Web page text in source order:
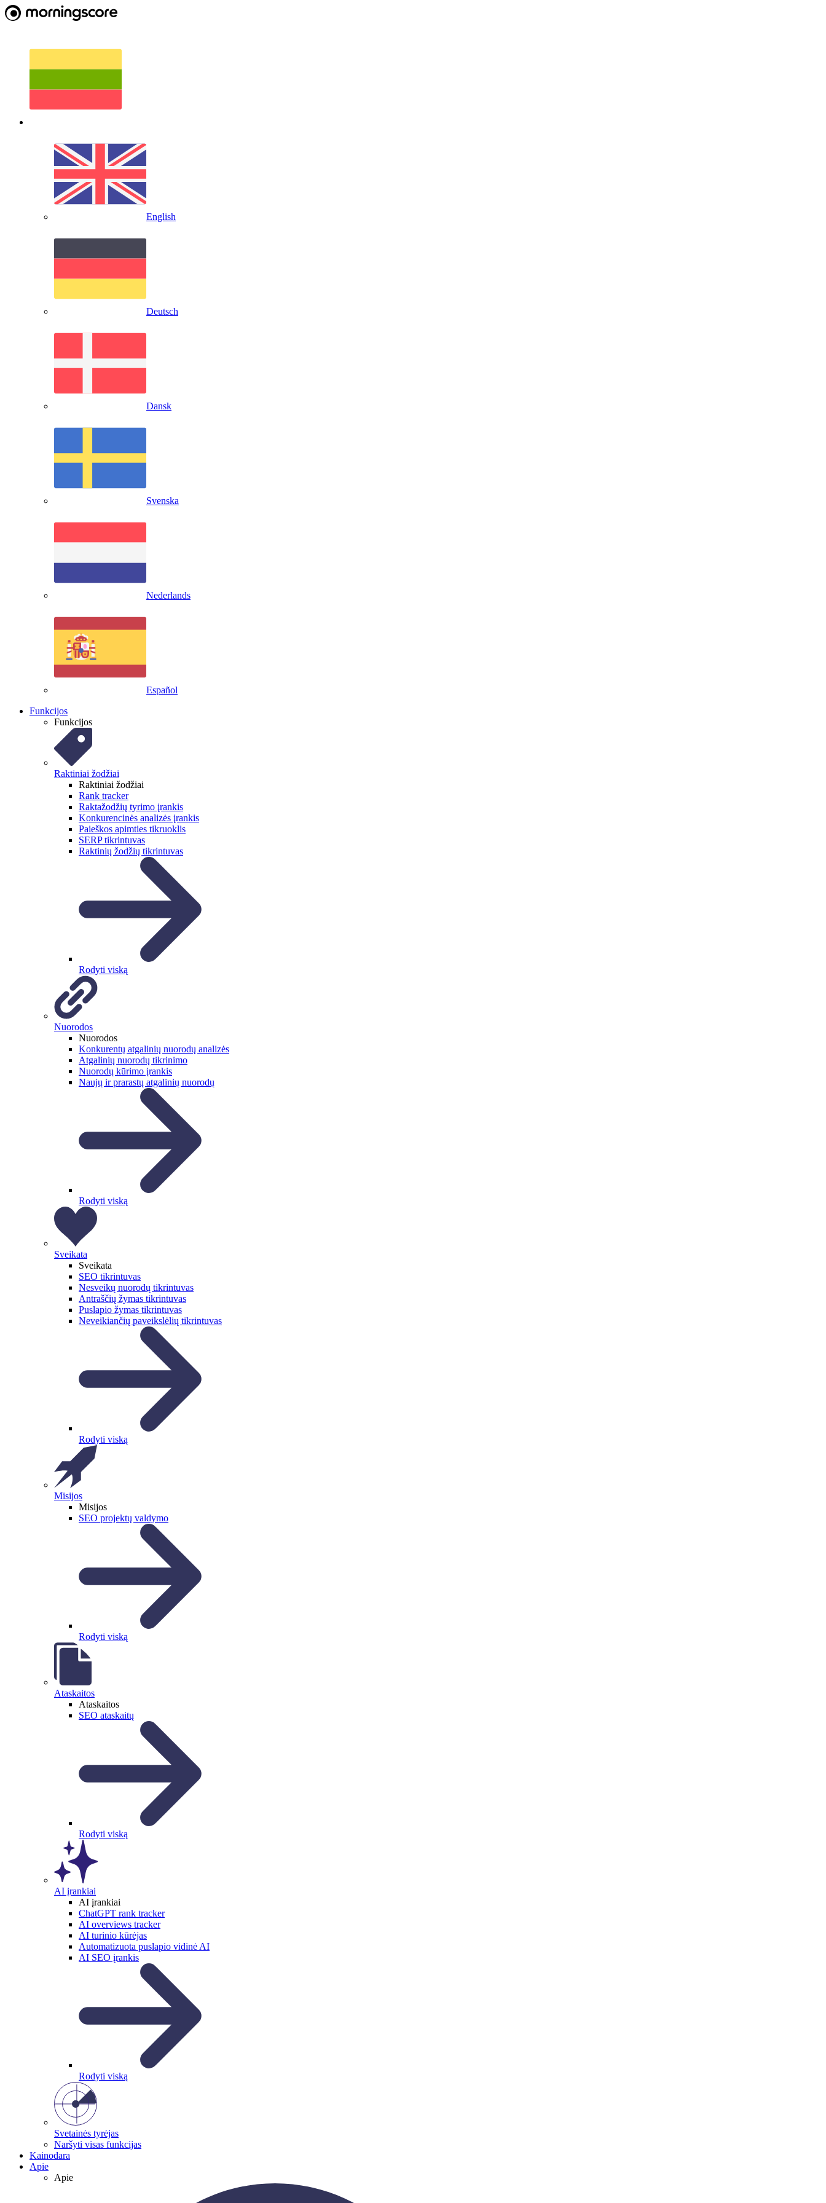
English
Deutsch
Dansk
Svenska
Nederlands
Español
Funkcijos
Funkcijos
Raktiniai žodžiai
Raktiniai žodžiai
Rank tracker
Raktažodžių tyrimo įrankis
Konkurencinės analizės įrankis
Paieškos apimties tikruoklis
SERP tikrintuvas
Raktinių žodžių tikrintuvas
Rodyti viską
Nuorodos
Nuorodos
Konkurentų atgalinių nuorodų analizės
Atgalinių nuorodų tikrinimo
Nuorodų kūrimo įrankis
Naujų ir prarastų atgalinių nuorodų
Rodyti viską
Sveikata
Sveikata
SEO tikrintuvas
Nesveikų nuorodų tikrintuvas
Antraščių žymas tikrintuvas
Puslapio žymas tikrintuvas
Neveikiančių paveikslėlių tikrintuvas
Rodyti viską
Misijos
Misijos
SEO projektų valdymo
Rodyti viską
Ataskaitos
Ataskaitos
SEO ataskaitų
Rodyti viską
AI įrankiai
AI įrankiai
ChatGPT rank tracker
AI overviews tracker
AI turinio kūrėjas
Automatizuota puslapio vidinė AI
AI SEO įrankis
Rodyti viską
Svetainės tyrėjas
Naršyti visas funkcijas
Kainodara
Apie
Apie